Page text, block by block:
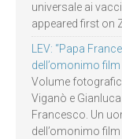
universale ai
appeared first on
LEV: “Papa
dell’omonimo
Volume
Viganò e
Francesco. Un
dell’omonimo